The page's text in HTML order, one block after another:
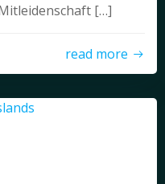
[…]
read more